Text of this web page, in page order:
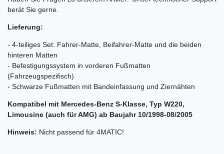
berät Sie gerne.
Lieferung:
- 4-teiliges Set: Fahrer-Matte, Beifahrer-Matte und die beiden
hinteren Matten
- Befestigungssystem in vorderen Fußmatten
(Fahrzeugspezifisch)
- Schwarze Fußmatten mit Bandeinfassung und Ziernähten
Kompatibel mit Mercedes-Benz S-Klasse, Typ W220,
Limousine (auch für AMG) ab Baujahr 10/1998-08/2005
Hinweis: Nicht passend für 4MATIC!